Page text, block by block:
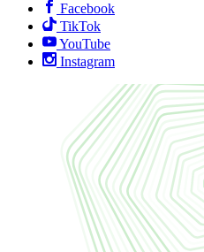
Facebook
TikTok
YouTube
Instagram